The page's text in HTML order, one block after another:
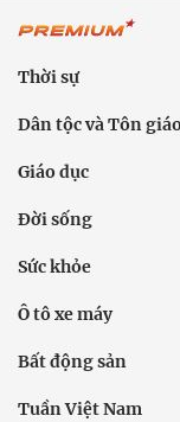
Thời sự
Dân tộc và Tôn giáo
Giáo dục
Đời sống
Sức khỏe
Ô tô xe máy
Bất động sản
Tuần Việt Nam